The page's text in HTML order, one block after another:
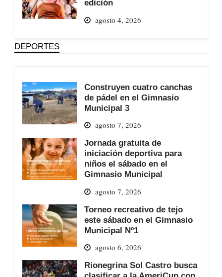
edición
agosto 4, 2026
DEPORTES
Construyen cuatro canchas
de pádel en el Gimnasio
Municipal 3
agosto 7, 2026
Jornada gratuita de
iniciación deportiva para
niños el sábado en el
Gimnasio Municipal
agosto 7, 2026
Torneo recreativo de tejo
este sábado en el Gimnasio
Municipal Nº1
agosto 6, 2026
Rionegrina Sol Castro busca